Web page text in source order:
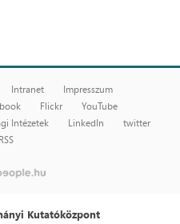
Intranet
Impresszum
Flickr
YouTube
Intézetek LinkedIn
twitter
Kutatóközpont